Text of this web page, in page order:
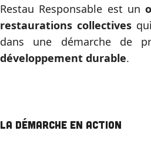
Restau Responsable est un
restaurations collectives
dans une démarche de
développement durable.
La démarche en action